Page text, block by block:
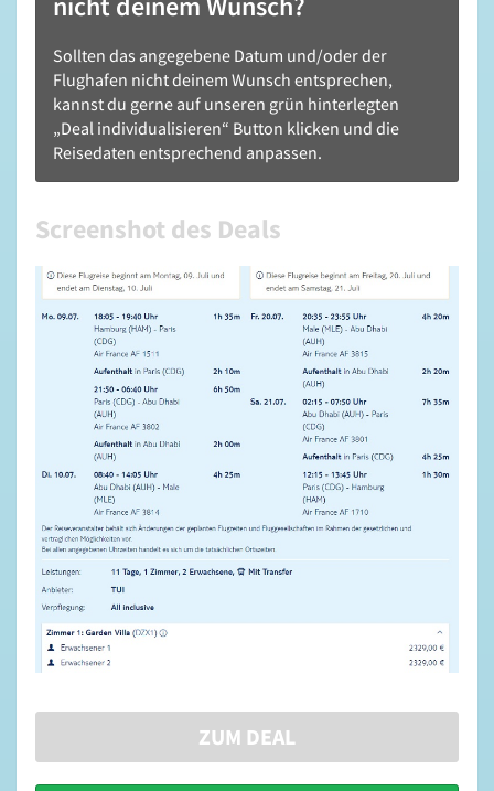
Sollten das angegebene Datum und/oder der
Flughafen nicht deinem Wunsch entsprechen,
kannst du gerne auf unseren grün hinterlegten
„Deal individualisieren“ Button klicken und die
Reisedaten entsprechend anpassen.
Screenshot des Deals
ZUM DEAL